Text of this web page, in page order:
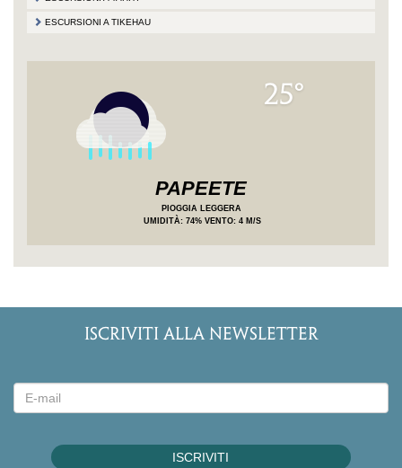
ESCURSIONI A TIKEHAU
25°
PAPEETE
PIOGGIA LEGGERA
UMIDITÀ: 74% VENTO: 4 M/S
ISCRIVITI ALLA NEWSLETTER